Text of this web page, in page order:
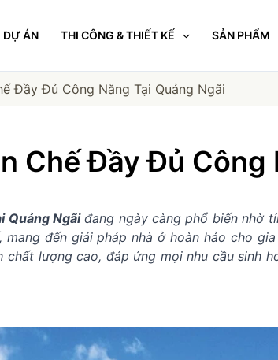
DỰ ÁN THI CÔNG & THIẾT KẾ SẢN PHẨM
Đầy Đủ Công Năng Tại Quảng Ngãi
Chế Đầy Đủ Công
Quảng Ngãiđang ngày càng phổ biến nhờ
đến giải pháp nhà ở hoàn hảo cho
lượng cao, đáp ứng mọi nhu cầu sinh